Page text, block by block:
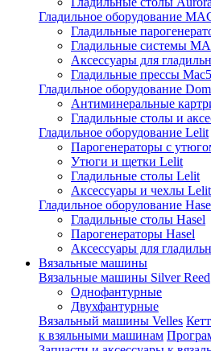
Гладильное оборудование
Гладильные
Гладильные системы
Аксессуары для
Гладильные прессы Mac5
Гладильное оборудование
Антиминеральные
Гладильные столы и
Гладильное оборудование Lelit
Парогенераторы с
Утюги и щетки Lelit
Гладильные столы Lelit
Аксессуары и чехлы Lelit
Гладильное оборулование
Гладильные столы Hasel
Парогенераторы Hasel
Аксессуары для
Вязальные машины
Вязальные машины Silver Reed
Однофантурные
Двухфантурные
Вязальный машины Velles
к взяльными машинам